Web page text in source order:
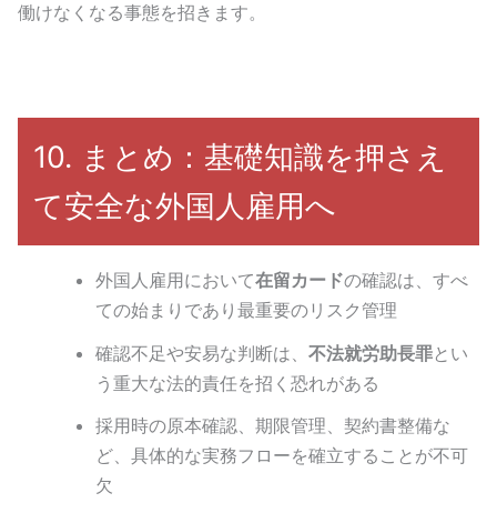
働けなくなる事態を招きます。
10. まとめ：基礎知識を押さえ
て安全な外国人雇用へ
外国人雇用において在留カードの確認は、すべ
ての始まりであり最重要のリスク管理
確認不足や安易な判断は、 不法就労助長罪とい
う重大な法的責任を招く恐れがある
採用時の原本確認、期限管理、契約書整備な
ど、具体的な実務フローを確立することが不可
欠